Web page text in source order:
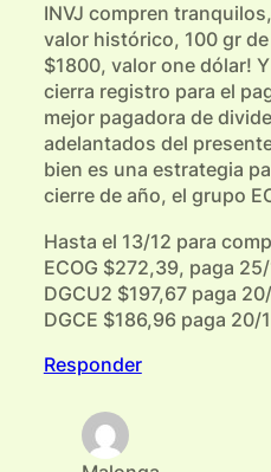
INVJ compren
valor histórico, 100 gr
$1800, valor one dólar!
cierra registro para el
mejor pagadora de
adelantados del
bien es una estrategia
cierre de año, el grupo
Hasta el 13/12 para
‌ECOG $272,39, paga
‌DGCU2 $197,67 paga
‌DGCE $186,96 paga 20/
Responder